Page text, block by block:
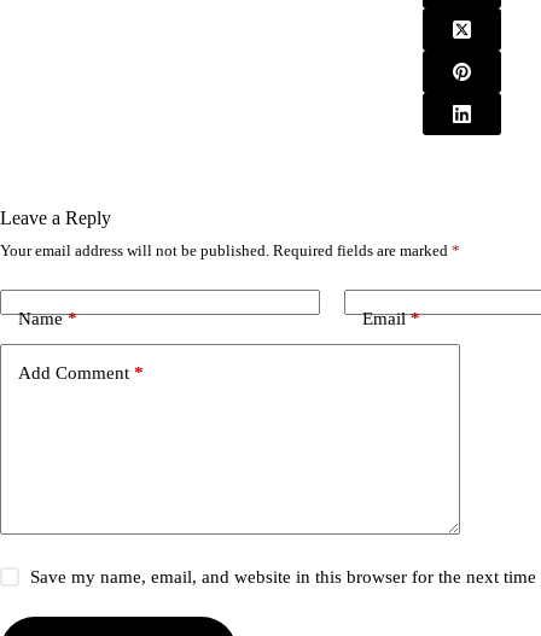
Leave a Reply
Your email address will not be published. Required fields are marked *
Name* Email*
Add Comment *
Save my name, email, and website in this browser for the next
A
t
e